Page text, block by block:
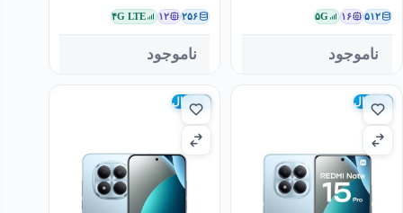
۵۱۲ ۱۶ ۵G
ناموجود
۲۵۶ ۱۲ ۴G LTE
ناموجود
گلوبال گلوبال